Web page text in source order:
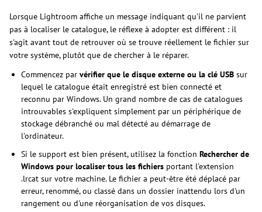
Lorsque Lightroom affiche un message indiquant qu'il ne parvient
pas à localiser le catalogue, le réflexe à adopter est différent : il
s'agit avant tout de retrouver où se trouve réellement le fichier sur
votre système, plutôt que de chercher à le réparer.
Commencez par vérifier que le disque externe ou la clé USB sur
lequel le catalogue était enregistré est bien connecté et
reconnu par Windows. Un grand nombre de cas de catalogues
introuvables s'expliquent simplement par un périphérique de
stockage débranché ou mal détecté au démarrage de
l'ordinateur.
Si le support est bien présent, utilisez la fonction Rechercher de
Windows pour localiser tous les fichiers portant l'extension
.lrcat sur votre machine. Le fichier a peut-être été déplacé par
erreur, renommé, ou classé dans un dossier inattendu lors d'un
rangement ou d'une réorganisation de vos disques.